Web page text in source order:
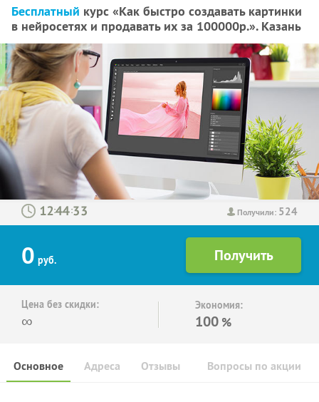
Бесплатный курс «Как быстро создавать картинки
в нейросетях и продавать их за 100000р.». Казань
Получили: 524
: :
0 руб.
Цена без скидки:
∞
Экономия:
100 %
Основное Отзывы Вопросы по акции
Адреса